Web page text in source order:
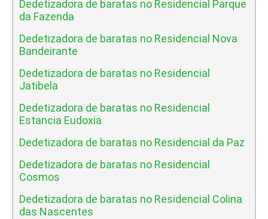
Dedetizadora de baratas no Residencial Parque
da Fazenda
Dedetizadora de baratas no Residencial Nova
Bandeirante
Dedetizadora de baratas no Residencial
Jatibela
Dedetizadora de baratas no Residencial
Estancia Eudoxia
Dedetizadora de baratas no Residencial da Paz
Dedetizadora de baratas no Residencial
Cosmos
Dedetizadora de baratas no Residencial Colina
das Nascentes